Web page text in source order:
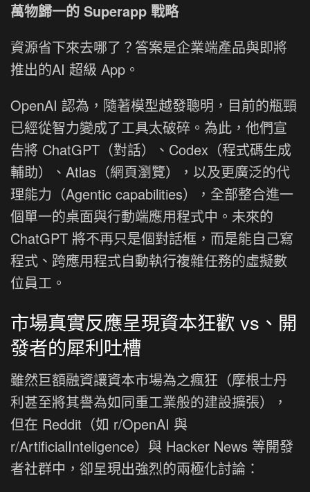
萬物歸一的 Superapp 戰略
資源省下來去哪了？答案是企業端產品與即將
推出的AI 超級 App。
OpenAI 認為，隨著模型越發聰明，目前的瓶頸
已經從智力變成了工具太破碎。為此，他們宣
告將 ChatGPT（對話）、Codex（程式碼生成
輔助）、Atlas（網頁瀏覽），以及更廣泛的代
理能力（Agentic capabilities），全部整合進一
個單一的桌面與行動端應用程式中。未來的
ChatGPT 將不再只是個對話框，而是能自己寫
程式、跨應用程式自動執行複雜任務的虛擬數
位員工。
市場真實反應呈現資本狂歡 vs、開
發者的犀利吐槽
雖然巨額融資讓資本市場為之瘋狂（摩根士丹
利甚至將其譽為如同重工業般的建設擴張），
但在 Reddit（如 r/OpenAI 與
r/ArtificialInteligence）與 Hacker News 等開發
者社群中，卻呈現出強烈的兩極化討論：